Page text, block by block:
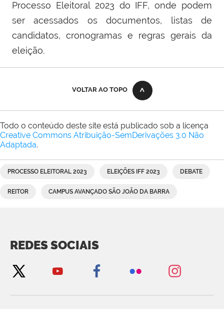
Processo Eleitoral 2023 do IFF, onde podem
ser acessados os documentos, listas de
candidatos, cronogramas e regras gerais da
eleição.
VOLTAR AO TOPO
Todo o conteúdo deste site está publicado sob a licença
Creative Commons Atribuição-SemDerivações 3.0 Não
Adaptada.
PROCESSO ELEITORAL 2023 ELEIÇÕES IFF 2023 DEBATE
REITOR CAMPUS AVANÇADO SÃO JOÃO DA BARRA
REDES SOCIAIS